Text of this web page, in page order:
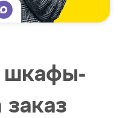
шкафы-
заказ